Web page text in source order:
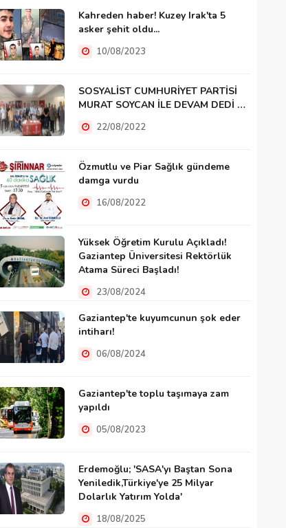
Kahreden haber! Kuzey Irak'ta 5
asker şehit oldu...
10/08/2023
SOSYALİST CUMHURİYET PARTİSİ
MURAT SOYCAN İLE DEVAM DEDİ …
22/08/2022
Özmutlu ve Piar Sağlık gündeme
damga vurdu
16/08/2022
Yüksek Öğretim Kurulu Açıkladı!
Gaziantep Üniversitesi Rektörlük
Atama Süreci Başladı!
23/08/2024
Gaziantep'te kuyumcunun şok eder
intiharı!
06/08/2024
Gaziantep'te toplu taşımaya zam
yapıldı
05/08/2023
Erdemoğlu; 'SASA'yı Baştan Sona
Yeniledik,Türkiye'ye 25 Milyar
Dolarlık Yatırım Yolda'
18/08/2025